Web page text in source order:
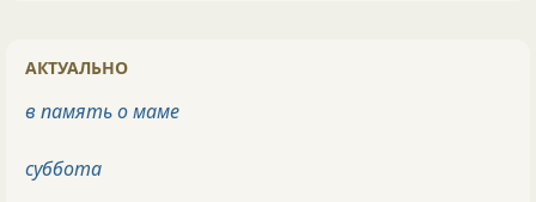
АКТУАЛЬНО
в память о маме
суббота